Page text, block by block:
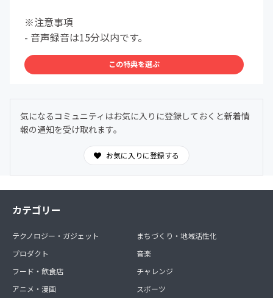
※注意事項
- 音声録音は15分以内です。
この特典を選ぶ
気になるコミュニティはお気に入りに登録しておくと新着情
報の通知を受け取れます。
お気に入りに登録する
カテゴリー
テクノロジー・ガジェット
プロダクト
フード・飲食店
アニメ・漫画
まちづくり・地域活性化
音楽
チャレンジ
スポーツ